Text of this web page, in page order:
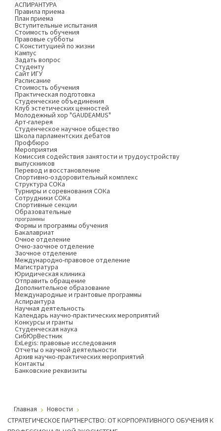
АСПИРАНТУРА
Правила приема
План приема
Вступительные испытания
Стоимость обучения
Правовые субботы
С Конституцией по жизни
Кампус
Задать вопрос
Студенту
Сайт ИГУ
Расписание
Стоимость обучения
Практическая подготовка
Студенческие объединения
Клуб эстетических ценностей
Молодежный хор "GAUDEAMUS"
Арт-галерея
Студенческое научное общество
Школа парламентских дебатов
Профбюро
Мероприятия
Комиссия содействия занятости и трудоустройству
выпускников
Перевод и восстановление
Спортивно-оздоровительный комплекс
Структура СОКа
Турниры и соревнования СОКа
Сотрудники СОКа
Спортивные секции
Образовательные
программы
Формы и программы обучения
Бакалавриат
Очное отделение
Очно-заочное отделение
Заочное отделение
Международно-правовое отделение
Магистратура
Юридическая клиника
Отправить обращение
Дополнительное образование
Международные и грантовые программы
Аспирантура
Научная деятельность
Календарь научно-практических мероприятий
Конкурсы и гранты
Студенческая наука
СибЮрВестник
ExLegis: правовые исследования
Отчеты о научной деятельности
Архив научно-практических мероприятий
Контакты
Банковские реквизиты
Главная
Новости
СТРАТЕГИЧЕСКОЕ ПАРТНЕРСТВО: ОТ КОРПОРАТИВНОГО ОБУЧЕНИЯ К